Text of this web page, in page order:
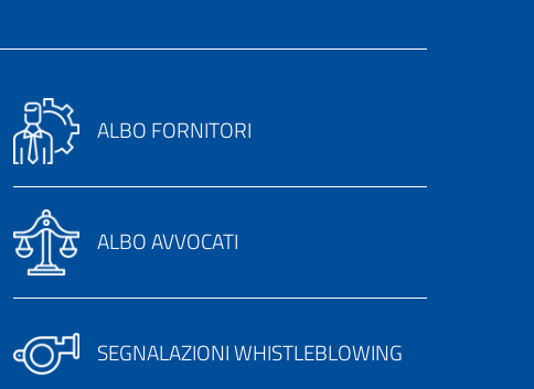
ALBO FORNITORI
ALBO AVVOCATI
SEGNALAZIONI WHISTLEBLOWING